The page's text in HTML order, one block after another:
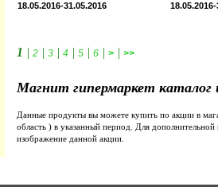
18.05.2016-31.05.2016
1 | 2 | 3 | 4 | 5 | 6 | > | >>
Магнит гипермаркет каталог
Данные продукты вы можете купить по акции в
область ) в указанный период. Для
изображение данной акции.